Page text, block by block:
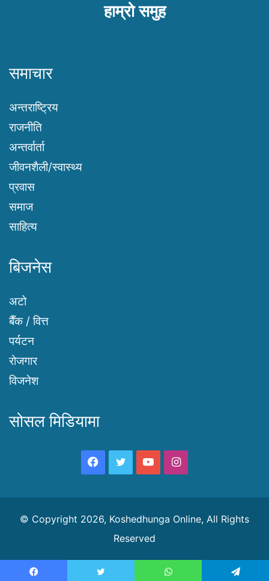
हाम्रो समुह
समाचार
अन्तराष्ट्रिय
राजनीति
अन्तर्वार्ता
जीवनशैली/स्वास्थ्य
प्रवास
समाज
साहित्य
बिजनेस
अटो
बैँक / वित्त
पर्यटन
रोजगार
विजनेश
सोसल मिडियामा
Facebook
TwitterYouTubeInstagram
© Copyright 2026, Koshedhunga Online, All Rights
Reserved